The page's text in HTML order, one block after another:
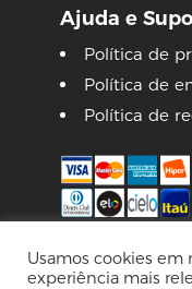
Ajuda e
Política de
Política de
Política de
©
Usamos cookies em
experiência mais